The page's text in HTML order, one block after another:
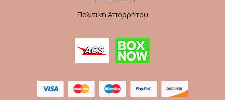
Πολιτική Απορρήτου